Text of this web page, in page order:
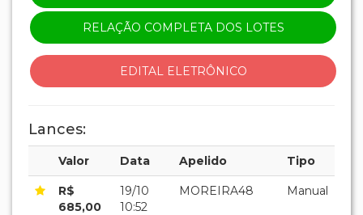
RELAÇÃO COMPLETA DOS LOTES
EDITAL ELETRÔNICO
Lances:
Valor Data Apelido Tipo
R$
685,00
19/10
10:52
MOREIRA48 Manual